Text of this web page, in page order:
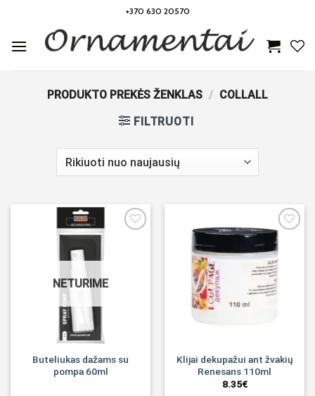
content
+370 630 20570
PRODUKTO PREKĖS ŽENKLAS / COLLALL
FILTRUOTI
NETURIME
Buteliukas dažams su
pompa 60ml
Noriu!
Klijai dekupažui ant žvakių
Renesans 110ml
8.35€